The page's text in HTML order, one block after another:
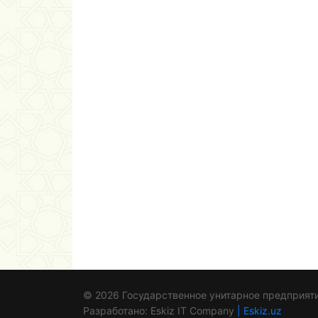
© 2026 Государственное унитарное
Разработано: Eskiz IT Company
| Eskiz.uz